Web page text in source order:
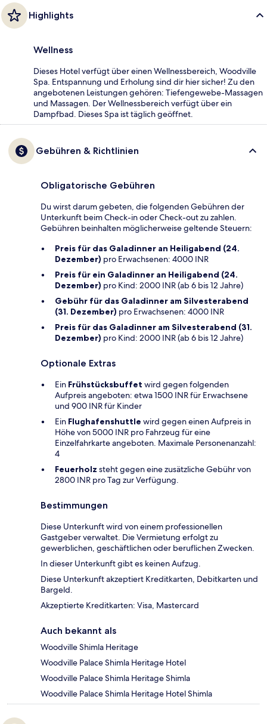
Highlights
Wellness
Dieses Hotel verfügt über einen Wellnessbereich, Woodville
Spa. Entspannung und Erholung sind dir hier sicher! Zu den
angebotenen Leistungen gehören: Tiefengewebe-Massagen
und Massagen. Der Wellnessbereich verfügt über ein
Dampfbad. Dieses Spa ist täglich geöffnet.
Gebühren & Richtlinien
Obligatorische Gebühren
Du wirst darum gebeten, die folgenden Gebühren der
Unterkunft beim Check-in oder Check-out zu zahlen.
Gebühren beinhalten möglicherweise geltende Steuern:
Preis für das Galadinner an Heiligabend (24.
Dezember) pro Erwachsenen: 4000 INR
Preis für ein Galadinner an Heiligabend (24.
Dezember) pro Kind: 2000 INR (ab 6 bis 12 Jahre)
Gebühr für das Galadinner am Silvesterabend
(31. Dezember) pro Erwachsenen: 4000 INR
Preis für das Galadinner am Silvesterabend (31.
Dezember) pro Kind: 2000 INR (ab 6 bis 12 Jahre)
Optionale Extras
Ein Frühstücksbuffet wird gegen folgenden
Aufpreis angeboten: etwa 1500 INR für Erwachsene
und 900 INR für Kinder
Ein Flughafenshuttle wird gegen einen Aufpreis in
Höhe von 5000 INR pro Fahrzeug für eine
Einzelfahrkarte angeboten. Maximale Personenanzahl:
4
Feuerholz steht gegen eine zusätzliche Gebühr von
2800 INR pro Tag zur Verfügung.
Bestimmungen
Diese Unterkunft wird von einem professionellen
Gastgeber verwaltet. Die Vermietung erfolgt zu
gewerblichen, geschäftlichen oder beruflichen Zwecken.
In dieser Unterkunft gibt es keinen Aufzug.
Diese Unterkunft akzeptiert Kreditkarten, Debitkarten und
Bargeld.
Akzeptierte Kreditkarten: Visa, Mastercard
Auch bekannt als
Woodville Shimla Heritage
Woodville Palace Shimla Heritage Hotel
Woodville Palace Shimla Heritage Shimla
Woodville Palace Shimla Heritage Hotel Shimla